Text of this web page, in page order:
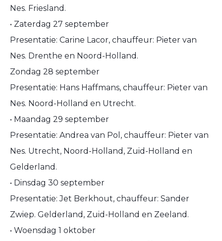
Nes. Friesland.
• Zaterdag 27 september
Presentatie: Carine Lacor, chauffeur: Pieter van
Nes. Drenthe en Noord-Holland.
Zondag 28 september
Presentatie: Hans Haffmans, chauffeur: Pieter van
Nes. Noord-Holland en Utrecht.
• Maandag 29 september
Presentatie: Andrea van Pol, chauffeur: Pieter van
Nes. Utrecht, Noord-Holland, Zuid-Holland en
Gelderland.
• Dinsdag 30 september
Presentatie: Jet Berkhout, chauffeur: Sander
Zwiep. Gelderland, Zuid-Holland en Zeeland.
• Woensdag 1 oktober